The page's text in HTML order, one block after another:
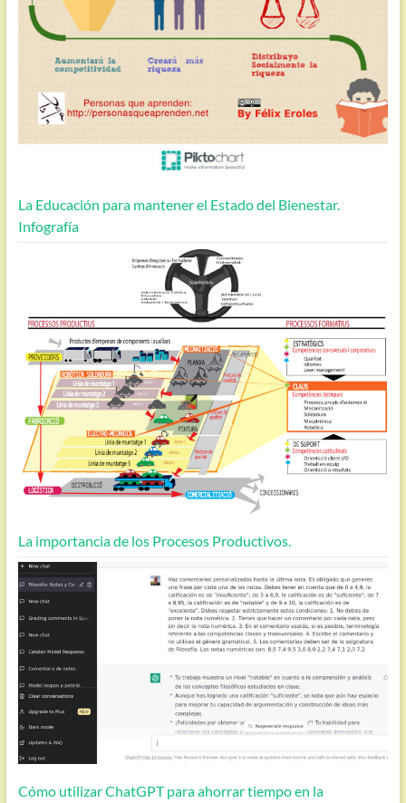
La Educación para mantener el Estado del Bienestar.
Infografía
La importancia de los Procesos Productivos.
Cómo utilizar ChatGPT para ahorrar tiempo en la